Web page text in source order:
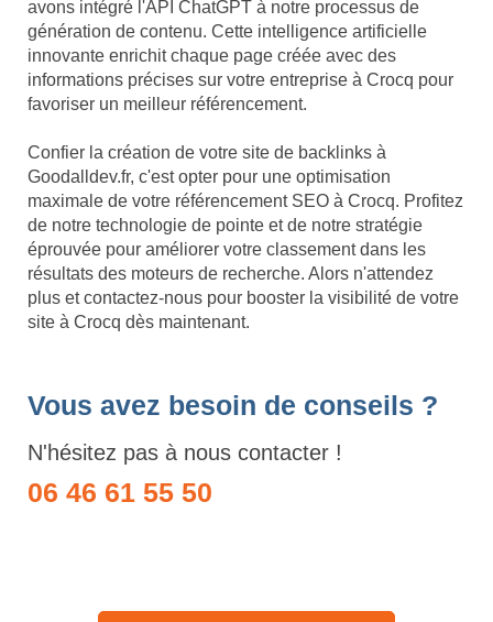
avons intégré l'API ChatGPT à notre processus de
génération de contenu. Cette intelligence artificielle
innovante enrichit chaque page créée avec des
informations précises sur votre entreprise à Crocq pour
favoriser un meilleur référencement.
Confier la création de votre site de backlinks à
Goodalldev.fr, c'est opter pour une optimisation
maximale de votre référencement SEO à Crocq. Profitez
de notre technologie de pointe et de notre stratégie
éprouvée pour améliorer votre classement dans les
résultats des moteurs de recherche. Alors n'attendez
plus et contactez-nous pour booster la visibilité de votre
site à Crocq dès maintenant.
Vous avez besoin de conseils ?
N'hésitez pas à nous contacter !
06 46 61 55 50